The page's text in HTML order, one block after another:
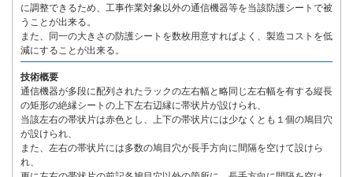
に調整できるため、工事作業対象以外の通信機器等を当該防護シートで被
うことが出来る。
また、同一の大きさの防護シートを数枚用意すればよく、製造コストを低
減にすることが出来る。
技術概要
通信機器が多段に配列されたラックの左右幅と略同じ左右幅を有する縦長
の矩形の絶縁シートの上下左右辺縁に帯状片が設けられ、
当該左右の帯状片は赤色とし、上下の帯状片には少なくとも１個の鳩目穴
が設けられ、
また、左右の帯状片には多数の鳩目穴が長手方向に間隔を空けて設けら
れ、